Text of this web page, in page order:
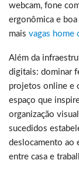
webcam, fone
ergonômica e
mais vagas home
Além da
digitais: dominar
projetos online e
espaço que
organização
sucedidos
deslocamento ao
entre casa e